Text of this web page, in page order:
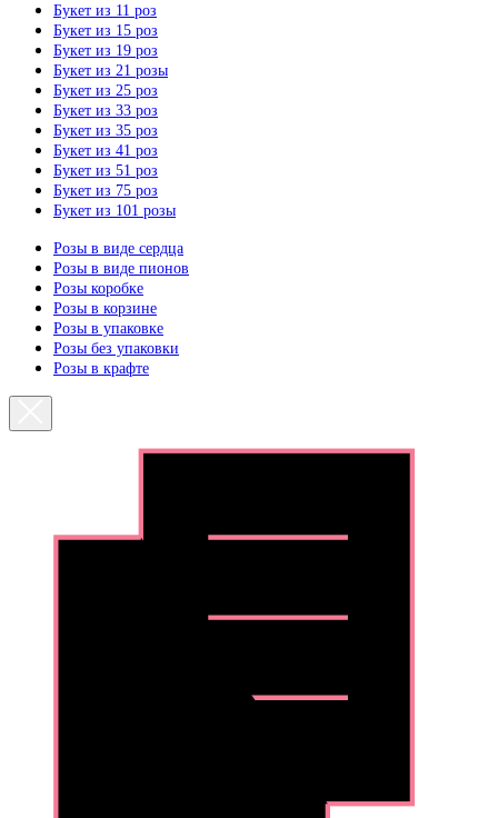
Букет из 11 роз
Букет из 15 роз
Букет из 19 роз
Букет из 21 розы
Букет из 25 роз
Букет из 33 роз
Букет из 35 роз
Букет из 41 роз
Букет из 51 роз
Букет из 75 роз
Букет из 101 розы
Розы в виде сердца
Розы в виде пионов
Розы коробке
Розы в корзине
Розы в упаковке
Розы без упаковки
Розы в крафте